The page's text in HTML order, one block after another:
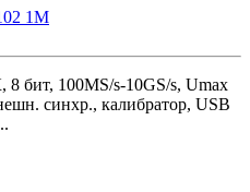
1М
бит, 100MS/s-10GS/s, Umax
синхр., калибратор, USB